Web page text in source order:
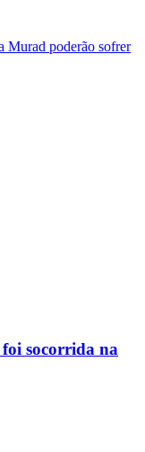
Murad poderão sofrer
socorrida na